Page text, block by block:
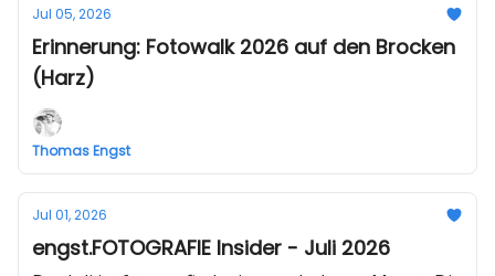
Jul 05, 2026
Erinnerung: Fotowalk 2026 auf den Brocken
(Harz)
Thomas Engst
Jul 01, 2026
engst.FOTOGRAFIE Insider - Juli 2026